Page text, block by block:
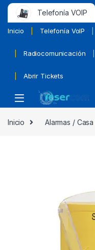
Telefonía VOIP
Inicio Telefonía VoIP
Radiocomunicación
Abrir Tickets
Inicio Alarmas /